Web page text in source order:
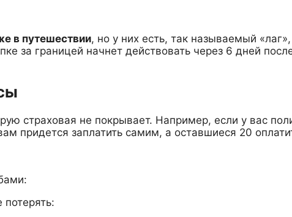
в путешествии, но у них есть, так называемый
за границей начнет действовать через 6 дней
страховая не покрывает. Например, если у вас
придется заплатить самим, а оставшиеся 20